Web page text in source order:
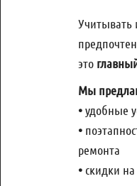
Учитывать
это
Мы
•удобные
•
ремонта
•скидки